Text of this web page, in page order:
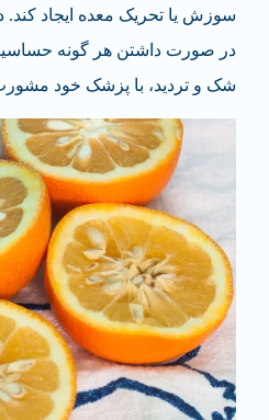
سوزش یا تحریک معده ایجاد کند.
در صورت داشتن هر گونه
شک و تردید، با پزشک خود